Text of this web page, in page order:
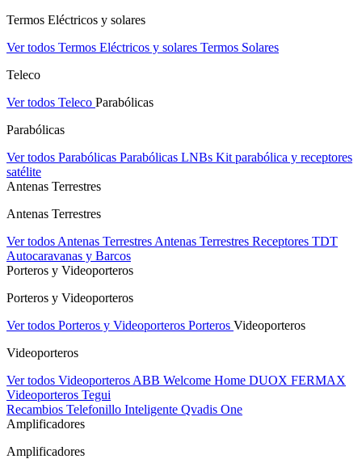
Termos Eléctricos y solares
Ver todos Termos Eléctricos y solares Termos Solares
Teleco
Ver todos Teleco Parabólicas
Parabólicas
Ver todos Parabólicas Parabólicas LNBs Kit parabólica y receptores
satélite
Antenas Terrestres
Antenas Terrestres
Ver todos Antenas Terrestres Antenas Terrestres Receptores TDT
Autocaravanas y Barcos
Porteros y Videoporteros
Porteros y Videoporteros
Ver todos Porteros y Videoporteros Porteros Videoporteros
Videoporteros
Ver todos Videoporteros ABB Welcome Home DUOX FERMAX
Videoporteros Tegui
Recambios Telefonillo Inteligente Qvadis One
Amplificadores
Amplificadores